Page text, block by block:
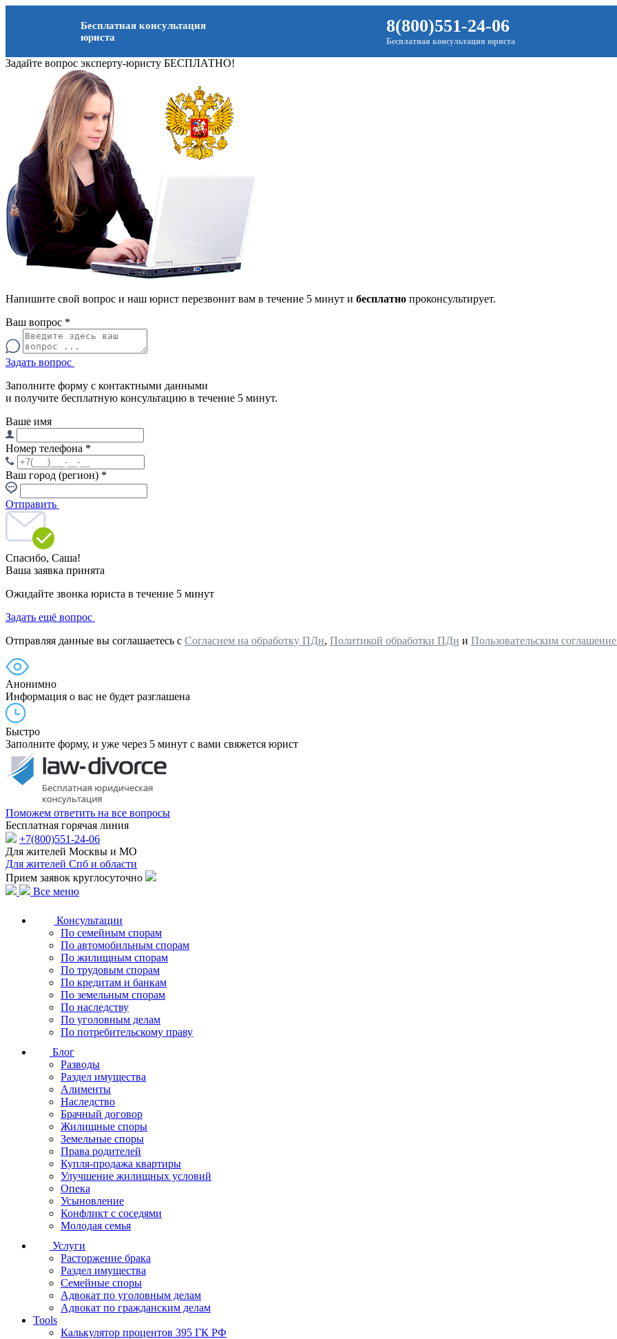
Бесплатная консультация
юриста
8(800)551-24-06
Бесплатная консультация юриста
Задайте вопрос эксперту-юристу БЕСПЛАТНО!
Напишите свой вопрос и наш юрист перезвонит вам в течение 5 минут и бесплатно проконсультирует.
Ваш вопрос *
Задать вопрос
Заполните форму с контактными данными
и получите бесплатную консультацию в течение 5 минут.
Ваше имя
Номер телефона *
Ваш город (регион) *
Отправить
Спасибо, Саша!
Ваша заявка принята
Ожидайте звонка юриста в течение 5 минут
Задать ещё вопрос
Отправляя данные вы соглашаетесь с Согласием на обработку ПДн, Политикой обработки ПДн и Пользовательским
Анонимно
Информация о вас не будет разглашена
Быстро
Заполните форму, и уже через 5 минут с вами свяжется юрист
Поможем ответить на все вопросы
Бесплатная горячая линия
+7(800)551-24-06
Для жителей Москвы и МО
Для жителей Спб и области
Прием заявок круглосуточно
Все меню
Консультации
По семейным спорам
По автомобильным спорам
По жилищным спорам
По трудовым спорам
По кредитам и банкам
По земельным спорам
По наследству
По уголовным делам
По потребительскому праву
Блог
Разводы
Раздел имущества
Алименты
Наследство
Брачный договор
Жилищные споры
Земельные споры
Права родителей
Купля-продажа квартиры
Улучшение жилищных условий
Опека
Усыновление
Конфликт с соседями
Молодая семья
Услуги
Расторжение брака
Раздел имущества
Семейные споры
Адвокат по уголовным делам
Адвокат по гражданским делам
Tools
Калькулятор процентов 395 ГК РФ